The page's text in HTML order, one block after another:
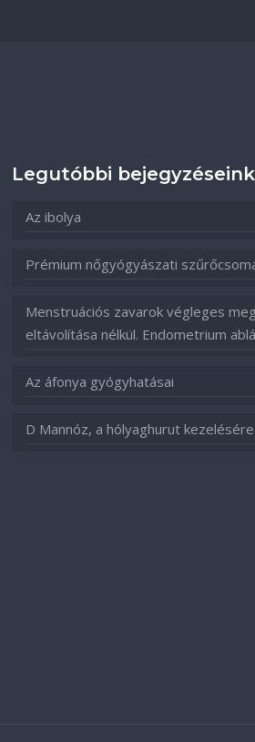
Legutóbbi bejegyzéseink
Az ibolya
Prémium nőgyógyászati
Menstruációs zavarok végleges
eltávolítása nélkül. Endometrium
Az áfonya gyógyhatásai
D Mannóz, a hólyaghurut kezelésére